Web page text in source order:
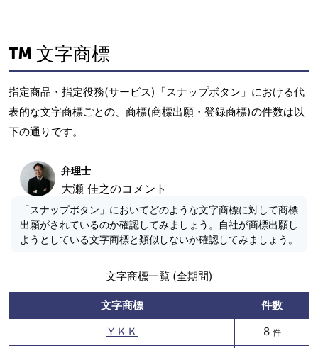
文字商標
指定商品・指定役務(サービス)「スナップボタン」における代
表的な文字商標ごとの、商標(商標出願・登録商標)の件数は以
下の通りです。
弁理士
大瀬 佳之のコメント
「スナップボタン」においてどのような文字商標に対して商標
出願がされているのか確認してみましょう。自社が商標出願し
ようとしている文字商標と類似しないか確認してみましょう。
文字商標一覧 (全期間)
文字商標
件数
ＹＫＫ
8 件